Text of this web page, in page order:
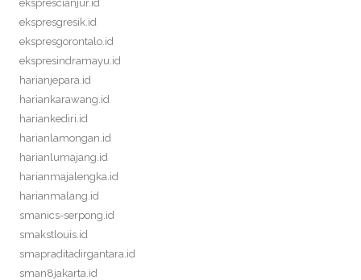
eksprescianjur.id
ekspresgresik.id
ekspresgorontalo.id
ekspresindramayu.id
harianjepara.id
hariankarawang.id
hariankediri.id
harianlamongan.id
harianlumajang.id
harianmajalengka.id
harianmalang.id
smanics-serpong.id
smakstlouis.id
smapraditadirgantara.id
sman8jakarta.id